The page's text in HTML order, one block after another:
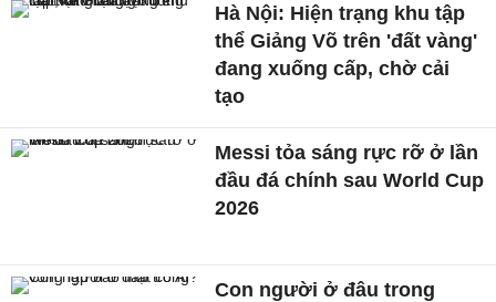
Hà Nội: Hiện trạng khu tập
thể Giảng Võ trên 'đất vàng'
đang xuống cấp, chờ cải
tạo
Messi tỏa sáng rực rỡ ở lần
đầu đá chính sau World Cup
2026
Con người ở đâu trong